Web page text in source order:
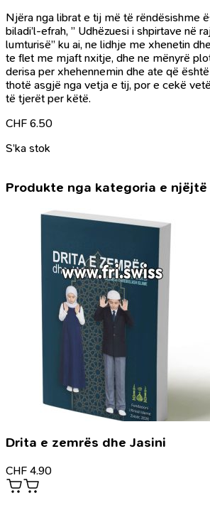
Njëra nga librat e tij më të rëndësishme
biladi’l-efrah, ” Udhëzuesi i shpirtave në
lumturisë” ku ai, ne lidhje me xhenetin
te flet me mjaft nxitje, dhe ne mënyrë
derisa per xhehennemin dhe ate që
thotë asgjë nga vetja e tij, por e cekë
të tjerët per këtë.
CHF 6.50
S’ka stok
Produkte nga kategoria e njëjtë
Drita e zemrës dhe Jasini
CHF 4.90